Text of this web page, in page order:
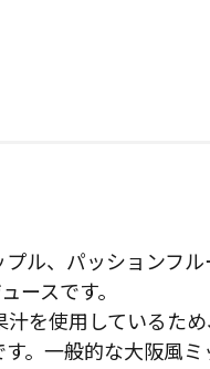
ル、パッションフ
ースです。
を使用しているた
。一般的な大阪風